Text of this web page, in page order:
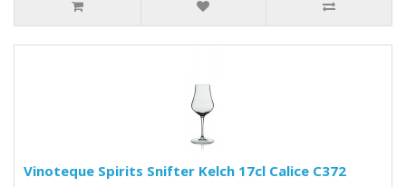
Vinoteque Spirits Snifter Kelch 17cl Calice C372